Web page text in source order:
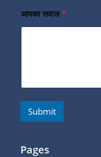
आपका सवाल*
Submit
Pages